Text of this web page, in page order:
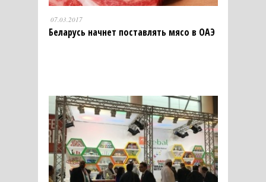
07.03.2017
Беларусь начнет поставлять мясо в ОАЭ